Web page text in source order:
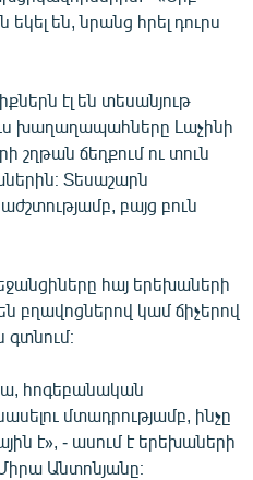
եկել են, նրանց հրել դուրս
էլ են տեսանյութ
խաղաղապահները Լաչինի
շղթան ճեղքում ու տուն
Տեսաշարն
բայց բուն
հայ երեխաների
բղավոցներով կամ ճիչերով
գտնում։
հոգեբանական
մտադրությամբ, ինչը
է», - ասում է երեխաների
Անտոնյանը։